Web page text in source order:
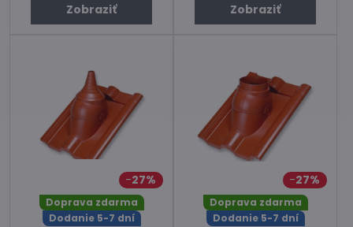
Zobraziť Zobraziť
27%
Doprava zdarma
Dodanie 5-7 dní
27%
Doprava zdarma
Dodanie 5-7 dní